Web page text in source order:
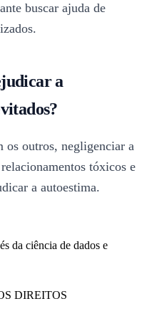
buscar ajuda de
a
os outros, negligenciar a
tóxicos e
a autoestima.
da ciência de dados e
DIREITOS